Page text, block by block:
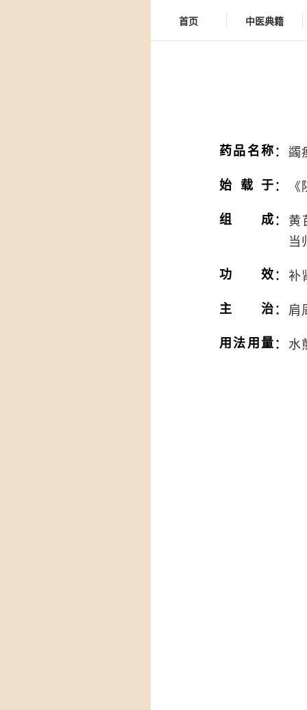
首页 中医典籍
药品名称： 蠲
始载于：
组成： 黄
当
功效： 补
主治： 肩
用法用量： 水